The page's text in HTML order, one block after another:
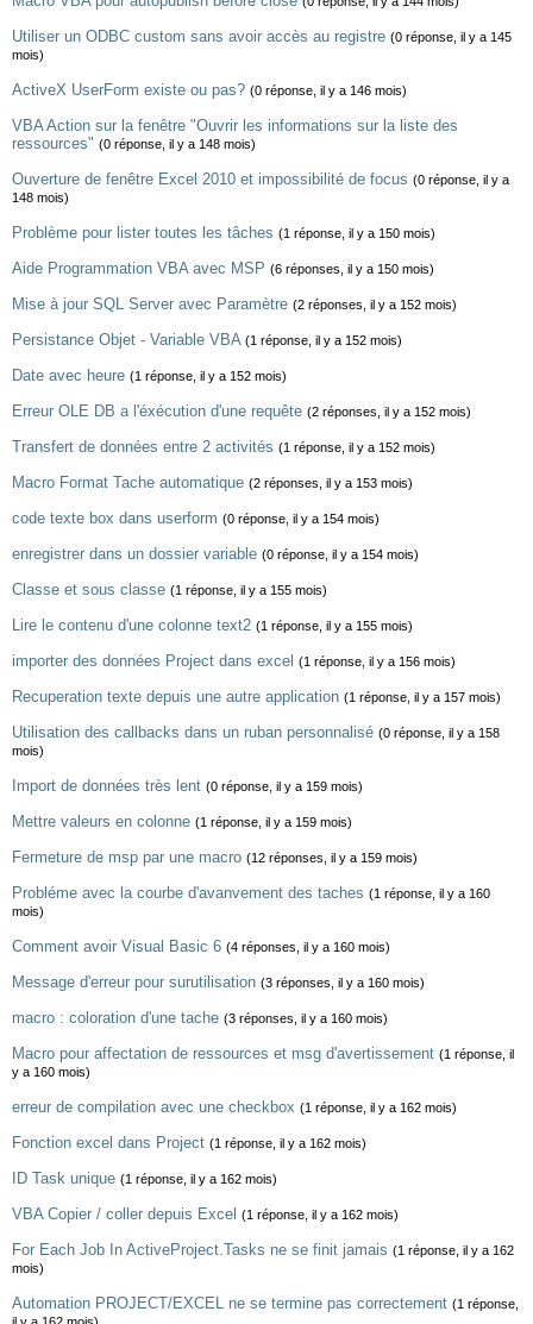
Utiliser un ODBC custom sans avoir accès au registre (0 réponse, il y a 145
mois)
ActiveX UserForm existe ou pas? (0 réponse, il y a 146 mois)
VBA Action sur la fenêtre "Ouvrir les informations sur la liste des
ressources" (0 réponse, il y a 148 mois)
Ouverture de fenêtre Excel 2010 et impossibilité de focus (0 réponse, il y a
148 mois)
Problème pour lister toutes les tâches (1 réponse, il y a 150 mois)
Aide Programmation VBA avec MSP (6 réponses, il y a 150 mois)
Mise à jour SQL Server avec Paramètre (2 réponses, il y a 152 mois)
Persistance Objet - Variable VBA (1 réponse, il y a 152 mois)
Date avec heure (1 réponse, il y a 152 mois)
Erreur OLE DB a l'éxécution d'une requête (2 réponses, il y a 152 mois)
Transfert de données entre 2 activités (1 réponse, il y a 152 mois)
Macro Format Tache automatique (2 réponses, il y a 153 mois)
code texte box dans userform (0 réponse, il y a 154 mois)
enregistrer dans un dossier variable (0 réponse, il y a 154 mois)
Classe et sous classe (1 réponse, il y a 155 mois)
Lire le contenu d'une colonne text2 (1 réponse, il y a 155 mois)
importer des données Project dans excel (1 réponse, il y a 156 mois)
Recuperation texte depuis une autre application (1 réponse, il y a 157 mois)
Utilisation des callbacks dans un ruban personnalisé (0 réponse, il y a 158
mois)
Import de données très lent (0 réponse, il y a 159 mois)
Mettre valeurs en colonne (1 réponse, il y a 159 mois)
Fermeture de msp par une macro (12 réponses, il y a 159 mois)
Probléme avec la courbe d'avanvement des taches (1 réponse, il y a 160
mois)
Comment avoir Visual Basic 6 (4 réponses, il y a 160 mois)
Message d'erreur pour surutilisation (3 réponses, il y a 160 mois)
macro : coloration d'une tache (3 réponses, il y a 160 mois)
Macro pour affectation de ressources et msg d'avertissement (1 réponse, il
y a 160 mois)
erreur de compilation avec une checkbox (1 réponse, il y a 162 mois)
Fonction excel dans Project (1 réponse, il y a 162 mois)
ID Task unique (1 réponse, il y a 162 mois)
VBA Copier / coller depuis Excel (1 réponse, il y a 162 mois)
For Each Job In ActiveProject.Tasks ne se finit jamais (1 réponse, il y a 162
mois)
Automation PROJECT/EXCEL ne se termine pas correctement (1 réponse,